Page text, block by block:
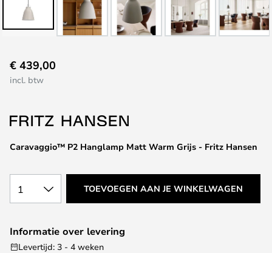
naar
het
van
de
afbeeldingen-
Caravaggio™ P2 Hanglamp Matt Warm Grijs - Fritz Hansen
€ 439,00
incl. btw
1 TOEVOEGEN AAN JE WINKELWAGEN
Informatie over levering
Levertijd: 3 - 4 weken